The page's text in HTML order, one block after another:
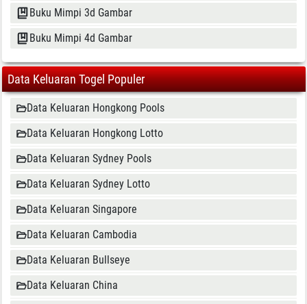
Buku Mimpi 3d Gambar
Buku Mimpi 4d Gambar
Data Keluaran Togel Populer
Data Keluaran Hongkong Pools
Data Keluaran Hongkong Lotto
Data Keluaran Sydney Pools
Data Keluaran Sydney Lotto
Data Keluaran Singapore
Data Keluaran Cambodia
Data Keluaran Bullseye
Data Keluaran China